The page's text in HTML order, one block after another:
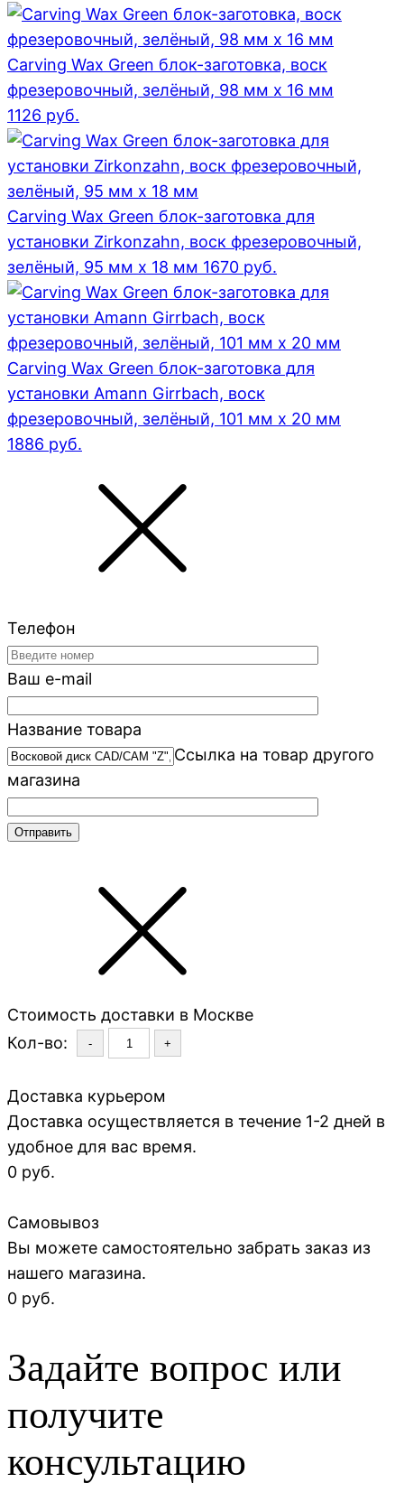
Carving Wax Green блок-заготовка, воск
фрезеровочный, зелёный, 98 мм x 16 мм
1126 руб.
Carving Wax Green блок-заготовка для
установки Zirkonzahn, воск фрезеровочный,
зелёный, 95 мм x 18 мм 1670 руб.
Carving Wax Green блок-заготовка для
установки Amann Girrbach, воск
фрезеровочный, зелёный, 101 мм x 20 мм
1886 руб.
Телефон
Ваш e-mail
Название товара
Ссылка на товар другого
магазина
Стоимость доставки в Москве
Кол-во:
- +
Доставка курьером
Доставка осуществляется в течение 1-2 дней в
удобное для вас время.
0 руб.
Самовывоз
Вы можете самостоятельно забрать заказ из
нашего магазина.
0 руб.
Задайте вопрос или
получите
консультацию